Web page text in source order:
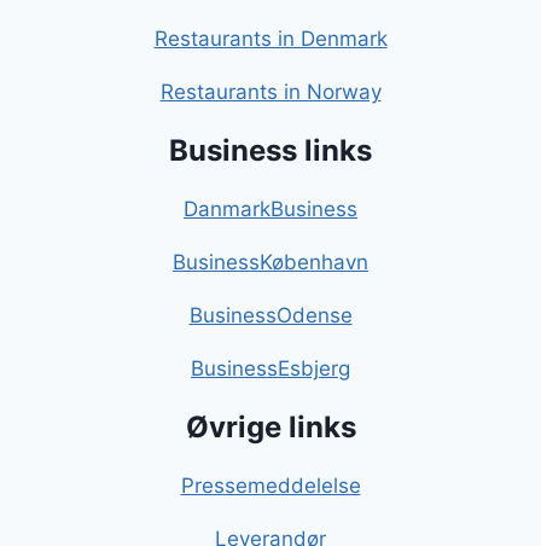
Restaurants in Denmark
Restaurants in Norway
Business links
DanmarkBusiness
BusinessKøbenhavn
BusinessOdense
BusinessEsbjerg
Øvrige links
Pressemeddelelse
Leverandør